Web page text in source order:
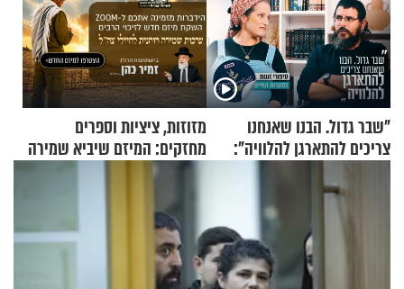
"שבר גדול. הבנו שאנחנו
צריכים להתארגן להלוויה":
וגד דנינו
מזוזות, ציציות וספרים
מחזקים: המיזם שיביא שמירה
רוחנית לאלפי חיילי צה"ל